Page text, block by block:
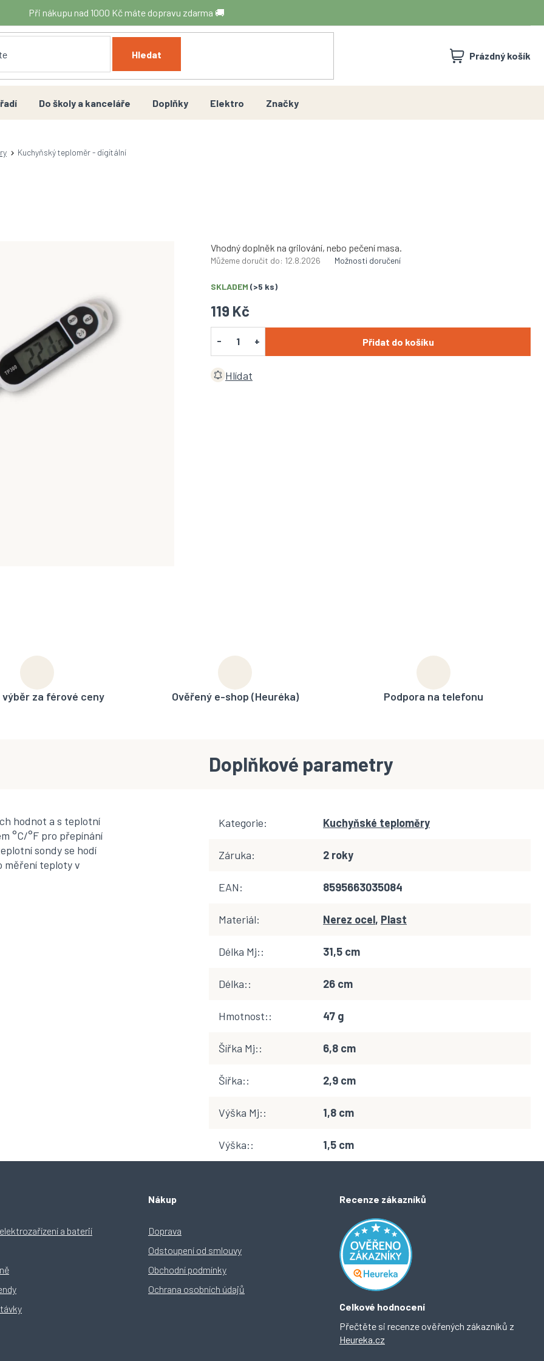
Při nákupu nad 1000 Kč máte dopravu zdarma 🚚
Hledat
NÁKUPNÍ
Prázdný košík
Do školy a kanceláře Doplňky Elektro Značky
Kuchyňský teploměr - digitální
119 Kč
SKLADEM (>5 ks)
Můžeme doručit do: 12.8.2026 Možnosti doručení
Přidat do košíku
Vhodný doplněk na grilování, nebo pečení masa.
Hlídat
výběr za férové ceny Ověřený e-shop (Heuréka) Podpora na telefonu
hodnot a s teplotní
°C/°F pro přepínání
sondy se hodí
měření teploty v
Doplňkové parametry
Kategorie: Kuchyňské teploměry
Záruka: 2 roky
EAN: 8595663035084
Materiál: Nerez ocel, Plast
Délka Mj:: 31,5 cm
Délka:: 26 cm
Hmotnost:: 47 g
Šířka Mj:: 6,8 cm
Šířka:: 2,9 cm
Výška Mj:: 1,8 cm
Výška:: 1,5 cm
a baterií
Nákup
Doprava
Odstoupení od smlouvy
Obchodní podmínky
Ochrana osobních údajů
Recenze zákazníků
Celkové hodnocení
Přečtěte si recenze ověřených zákazníků z
Heureka.cz